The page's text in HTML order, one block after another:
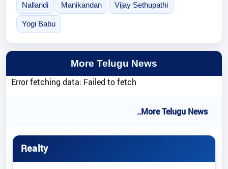
Nallandi Manikandan Vijay Sethupathi
Yogi Babu
More Telugu News
Error fetching data: Failed to fetch
..More Telugu News
Realty